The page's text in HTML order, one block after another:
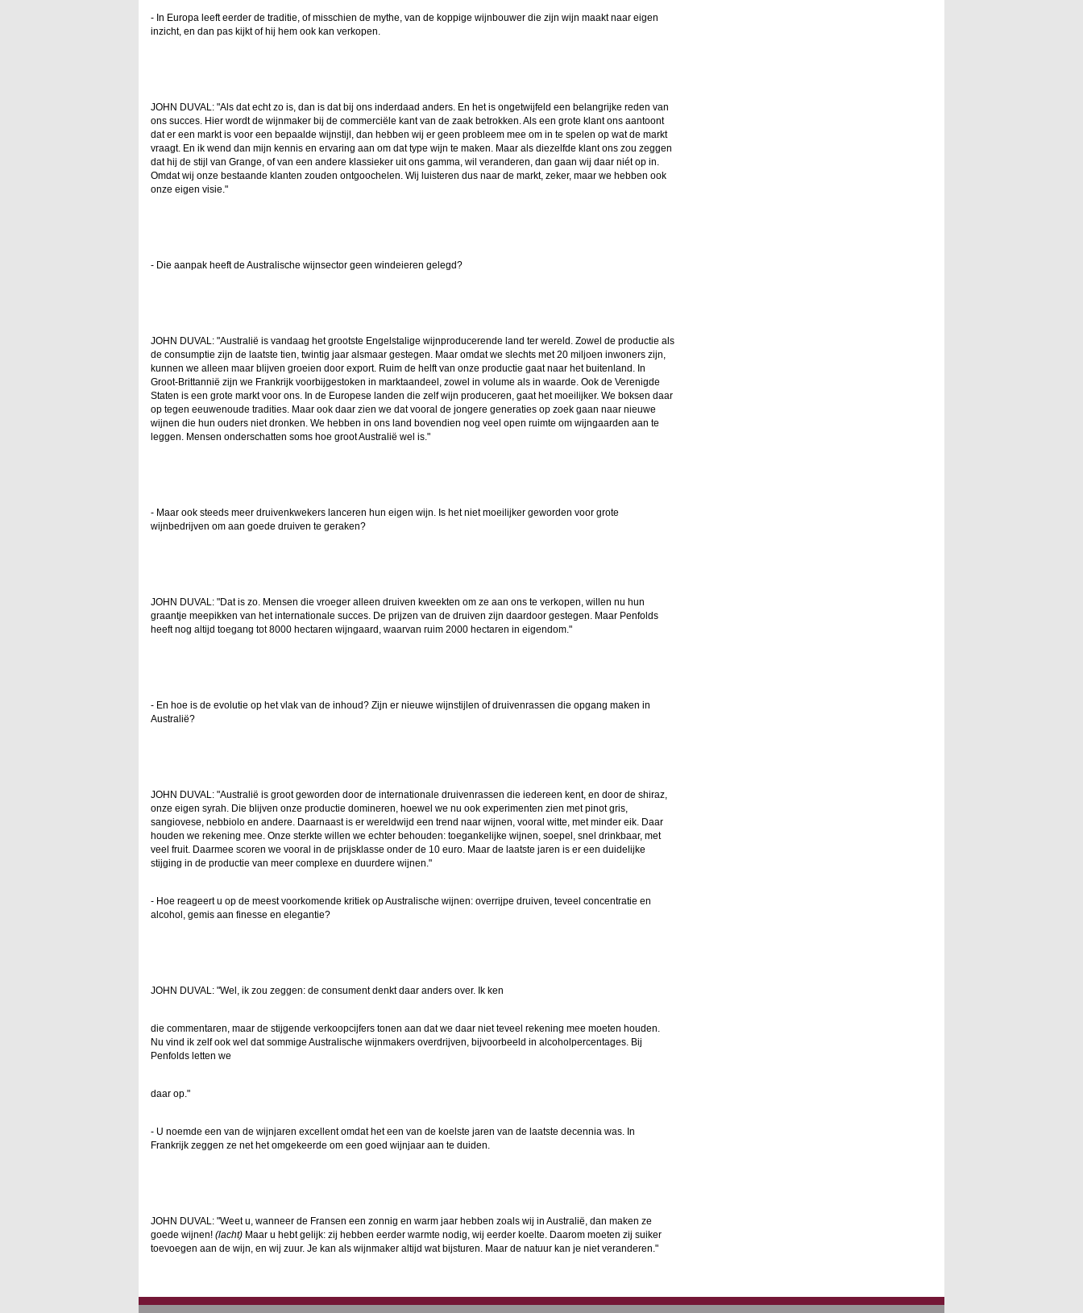
- In Europa leeft eerder de traditie, of misschien de mythe, van de koppige wijnbouwer die zijn wijn maakt naar eigen
inzicht, en dan pas kijkt of hij hem ook kan verkopen.
JOHN DUVAL: "Als dat echt zo is, dan is dat bij ons inderdaad anders. En het is ongetwijfeld een belangrijke reden van
ons succes. Hier wordt de wijnmaker bij de commerciële kant van de zaak betrokken. Als een grote klant ons aantoont
dat er een markt is voor een bepaalde wijnstijl, dan hebben wij er geen probleem mee om in te spelen op wat de markt
vraagt. En ik wend dan mijn kennis en ervaring aan om dat type wijn te maken. Maar als diezelfde klant ons zou zeggen
dat hij de stijl van Grange, of van een andere klassieker uit ons gamma, wil veranderen, dan gaan wij daar niét op in.
Omdat wij onze bestaande klanten zouden ontgoochelen. Wij luisteren dus naar de markt, zeker, maar we hebben ook
onze eigen visie."
- Die aanpak heeft de Australische wijnsector geen windeieren gelegd?
JOHN DUVAL: "Australië is vandaag het grootste Engelstalige wijnproducerende land ter wereld. Zowel de productie als
de consumptie zijn de laatste tien, twintig jaar alsmaar gestegen. Maar omdat we slechts met 20 miljoen inwoners zijn,
kunnen we alleen maar blijven groeien door export. Ruim de helft van onze productie gaat naar het buitenland. In
Groot-Brittannië zijn we Frankrijk voorbijgestoken in marktaandeel, zowel in volume als in waarde. Ook de Verenigde
Staten is een grote markt voor ons. In de Europese landen die zelf wijn produceren, gaat het moeilijker. We boksen daar
op tegen eeuwenoude tradities. Maar ook daar zien we dat vooral de jongere generaties op zoek gaan naar nieuwe
wijnen die hun ouders niet dronken. We hebben in ons land bovendien nog veel open ruimte om wijngaarden aan te
leggen. Mensen onderschatten soms hoe groot Australië wel is."
- Maar ook steeds meer druivenkwekers lanceren hun eigen wijn. Is het niet moeilijker geworden voor grote
wijnbedrijven om aan goede druiven te geraken?
JOHN DUVAL: "Dat is zo. Mensen die vroeger alleen druiven kweekten om ze aan ons te verkopen, willen nu hun
graantje meepikken van het internationale succes. De prijzen van de druiven zijn daardoor gestegen. Maar Penfolds
heeft nog altijd toegang tot 8000 hectaren wijngaard, waarvan ruim 2000 hectaren in eigendom."
- En hoe is de evolutie op het vlak van de inhoud? Zijn er nieuwe wijnstijlen of druivenrassen die opgang maken in
Australië?
JOHN DUVAL: "Australië is groot geworden door de internationale druivenrassen die iedereen kent, en door de shiraz,
onze eigen syrah. Die blijven onze productie domineren, hoewel we nu ook experimenten zien met pinot gris,
sangiovese, nebbiolo en andere. Daarnaast is er wereldwijd een trend naar wijnen, vooral witte, met minder eik. Daar
houden we rekening mee. Onze sterkte willen we echter behouden: toegankelijke wijnen, soepel, snel drinkbaar, met
veel fruit. Daarmee scoren we vooral in de prijsklasse onder de 10 euro. Maar de laatste jaren is er een duidelijke
stijging in de productie van meer complexe en duurdere wijnen."
- Hoe reageert u op de meest voorkomende kritiek op Australische wijnen: overrijpe druiven, teveel concentratie en
alcohol, gemis aan finesse en elegantie?
JOHN DUVAL: "Wel, ik zou zeggen: de consument denkt daar anders over. Ik ken
die commentaren, maar de stijgende verkoopcijfers tonen aan dat we daar niet teveel rekening mee moeten houden.
Nu vind ik zelf ook wel dat sommige Australische wijnmakers overdrijven, bijvoorbeeld in alcoholpercentages. Bij
Penfolds letten we
daar op."
- U noemde een van de wijnjaren excellent omdat het een van de koelste jaren van de laatste decennia was. In
Frankrijk zeggen ze net het omgekeerde om een goed wijnjaar aan te duiden.
JOHN DUVAL: "Weet u, wanneer de Fransen een zonnig en warm jaar hebben zoals wij in Australië, dan maken ze
goede wijnen! (lacht) Maar u hebt gelijk: zij hebben eerder warmte nodig, wij eerder koelte. Daarom moeten zij suiker
toevoegen aan de wijn, en wij zuur. Je kan als wijnmaker altijd wat bijsturen. Maar de natuur kan je niet veranderen."